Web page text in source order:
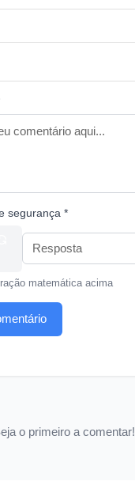
segurança *
matemática acima
o primeiro a comentar!